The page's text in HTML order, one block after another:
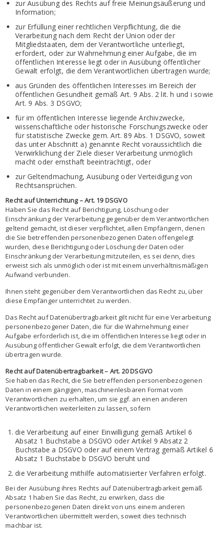
zur Ausübung des Rechts auf freie Meinungsäußerung und
Information;
zur Erfüllung einer rechtlichen Verpflichtung, die die
Verarbeitung nach dem Recht der Union oder der
Mitgliedstaaten, dem der Verantwortliche unterliegt,
erfordert, oder zur Wahrnehmung einer Aufgabe, die im
öffentlichen Interesse liegt oder in Ausübung öffentlicher
Gewalt erfolgt, die dem Verantwortlichen übertragen wurde;
aus Gründen des öffentlichen Interesses im Bereich der
öffentlichen Gesundheit gemäß Art. 9 Abs. 2 lit. h und i sowie
Art. 9 Abs. 3 DSGVO;
für im öffentlichen Interesse liegende Archivzwecke,
wissenschaftliche oder historische Forschungszwecke oder
für statistische Zwecke gem. Art. 89 Abs. 1 DSGVO, soweit
das unter Abschnitt a) genannte Recht voraussichtlich die
Verwirklichung der Ziele dieser Verarbeitung unmöglich
macht oder ernsthaft beeinträchtigt, oder
zur Geltendmachung, Ausübung oder Verteidigung von
Rechtsansprüchen.
Recht auf Unterrichtung – Art. 19 DSGVO
Haben Sie das Recht auf Berichtigung, Löschung oder
Einschränkung der Verarbeitung gegenüber dem Verantwortlichen
geltend gemacht, ist dieser verpflichtet, allen Empfängern, denen
die Sie betreffenden personenbezogenen Daten offengelegt
wurden, diese Berichtigung oder Löschung der Daten oder
Einschränkung der Verarbeitung mitzuteilen, es sei denn, dies
erweist sich als unmöglich oder ist mit einem unverhältnismäßigen
Aufwand verbunden.
Ihnen steht gegenüber dem Verantwortlichen das Recht zu, über
diese Empfänger unterrichtet zu werden.
Das Recht auf Datenübertragbarkeit gilt nicht für eine Verarbeitung
personenbezogener Daten, die für die Wahrnehmung einer
Aufgabe erforderlich ist, die im öffentlichen Interesse liegt oder in
Ausübung öffentlicher Gewalt erfolgt, die dem Verantwortlichen
übertragen wurde.
Recht auf Datenübertragbarkeit – Art. 20 DSGVO
Sie haben das Recht, die Sie betreffenden personenbezogenen
Daten in einem gängigen, maschinenlesbaren Format vom
Verantwortlichen zu erhalten, um sie ggf. an einen anderen
Verantwortlichen weiterleiten zu lassen, sofern
die Verarbeitung auf einer Einwilligung gemäß Artikel 6
Absatz 1 Buchstabe a DSGVO oder Artikel 9 Absatz 2
Buchstabe a DSGVO oder auf einem Vertrag gemäß Artikel 6
Absatz 1 Buchstabe b DSGVO beruht und
die Verarbeitung mithilfe automatisierter Verfahren erfolgt.
Bei der Ausübung ihres Rechts auf Datenübertragbarkeit gemäß
Absatz 1 haben Sie das Recht, zu erwirken, dass die
personenbezogenen Daten direkt von uns einem anderen
Verantwortlichen übermittelt werden, soweit dies technisch
machbar ist.